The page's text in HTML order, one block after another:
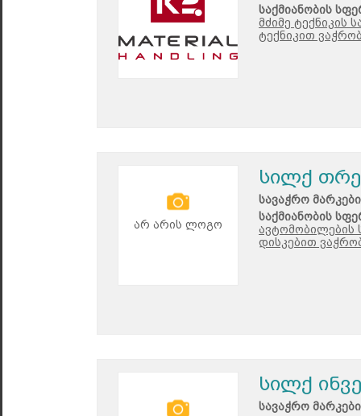
საქმიანობის
მძიმე ტექნიკის
ტექნიკით
არ არის ლოგო
სილქ
სავაჭრო
საქმიანობის
ავტომობილების
დისკებით
სილქ
სავაჭრო